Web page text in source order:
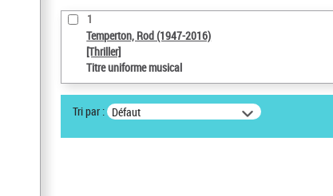
1
Temperton, Rod (1947-2016)
[Thriller]
Titre uniforme musical
Tri par : Défaut